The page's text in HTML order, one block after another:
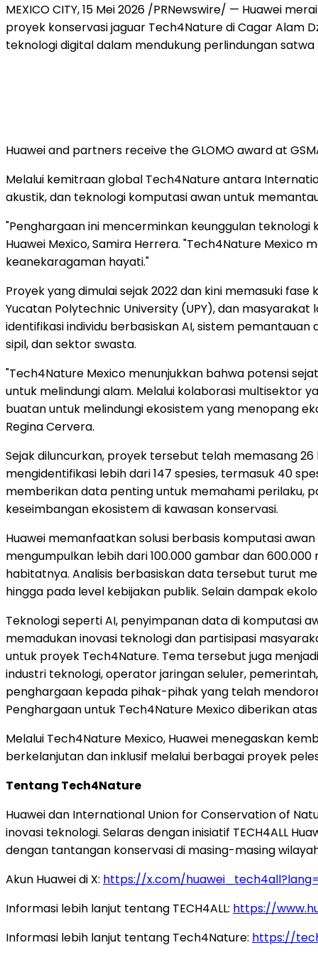
MEXICO CITY, 15 Mei 2026 /PRNewswire/ — Huawei
proyek konservasi jaguar Tech4Nature di Cagar Alam
teknologi digital dalam mendukung perlindungan satwa
Huawei and partners receive the GLOMO award at
Melalui kemitraan global Tech4Nature antara
akustik, dan teknologi komputasi awan untuk
"Penghargaan ini mencerminkan keunggulan
Huawei Mexico, Samira Herrera. "Tech4Nature
keanekaragaman hayati."
Proyek yang dimulai sejak 2022 dan kini memasuki
Yucatan Polytechnic University (UPY), dan
identifikasi individu berbasiskan AI, sistem
sipil, dan sektor swasta.
"Tech4Nature Mexico menunjukkan bahwa potensi
untuk melindungi alam. Melalui kolaborasi multisektor
buatan untuk melindungi ekosistem yang menopang
Regina Cervera.
Sejak diluncurkan, proyek tersebut telah memasang
mengidentifikasi lebih dari 147 spesies, termasuk 40
memberikan data penting untuk memahami perilaku,
keseimbangan ekosistem di kawasan konservasi.
Huawei memanfaatkan solusi berbasis komputasi
mengumpulkan lebih dari 100.000 gambar dan
habitatnya. Analisis berbasiskan data tersebut turut
hingga pada level kebijakan publik. Selain dampak
Teknologi seperti AI, penyimpanan data di komputasi
memadukan inovasi teknologi dan partisipasi
untuk proyek Tech4Nature. Tema tersebut juga
industri teknologi, operator jaringan seluler,
penghargaan kepada pihak-pihak yang telah
Penghargaan untuk Tech4Nature Mexico diberikan
Melalui Tech4Nature Mexico, Huawei menegaskan
berkelanjutan dan inklusif melalui berbagai proyek
Tentang Tech4Nature
Huawei dan International Union for Conservation of
inovasi teknologi. Selaras dengan inisiatif TECH4ALL
dengan tantangan konservasi di masing-masing
Akun Huawei di X: https://x.com/
Informasi lebih lanjut tentang TECH4ALL: https://
Informasi lebih lanjut tentang Tech4Nature: https://